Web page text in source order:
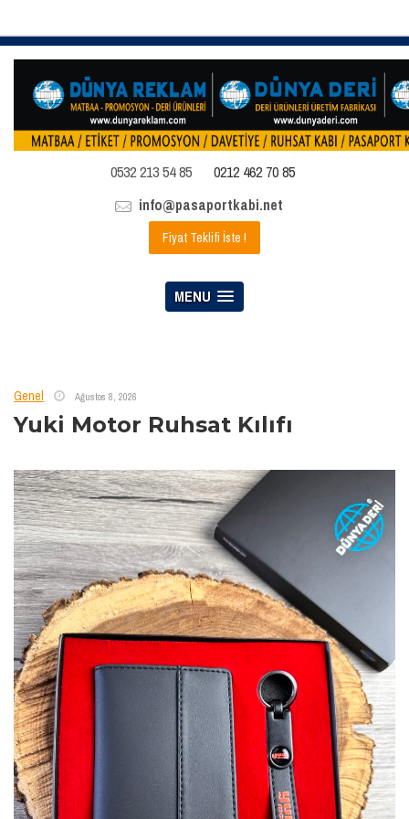
0532 213 54 85
0212 462 70 85
info@pasaportkabi.net
Fiyat Teklifi İste !
MENU
Genel Ağustos 8, 2026
Yuki Motor Ruhsat Kılıfı